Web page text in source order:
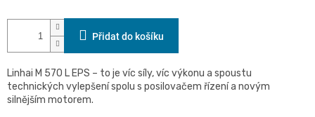
Přidat do košíku
Linhai M 570 L EPS – to je víc síly, víc výkonu a spoustu
technických vylepšení spolu s posilovačem řízení a novým
silnějším motorem.